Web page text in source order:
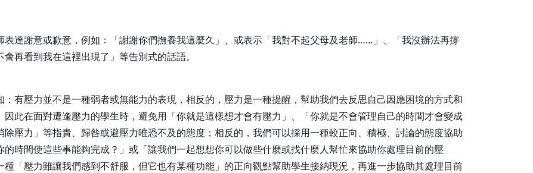
表達謝意或歉意，例如：「謝謝你們撫養我這麼久」、或表示「我對不起父母及老師……」、「我沒辦法再撐
再看到我在這裡出現了」等告別式的話語。
有壓力並不是一種弱者或無能力的表現，相反的，壓力是一種提醒，幫助我們去反思自己因應困境的方式和
此在面對遭逢壓力的學生時，避免用「你就是這樣想才會有壓力」、「你就是不會管理自己的時間才會變成
壓力」等指責、歸咎或避壓力唯恐不及的態度；相反的，我們可以採用一種較正向、積極、討論的態度協助
時間使這些事能夠完成？」或「讓我們一起想想你可以做些什麼或找什麼人幫忙來協助你處理目前的壓
「壓力雖讓我們感到不舒服，但它也有某種功能」的正向觀點幫助學生接納現況，再進一步協助其處理目前